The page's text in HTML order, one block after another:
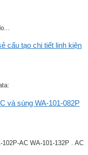
cấu tạo chi tiết linh kiện
và súng WA-101-082P
AC WA-101-132P . AC